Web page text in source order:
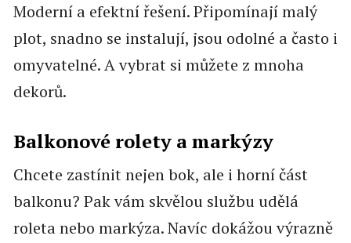
Moderní a efektní řešení. Připomínají malý
plot, snadno se instalují, jsou odolné a často i
omyvatelné. A vybrat si můžete z mnoha
dekorů.
Balkonové rolety a markýzy
Chcete zastínit nejen bok, ale i horní část
balkonu? Pak vám skvělou službu udělá
roleta nebo markýza. Navíc dokážou výrazně